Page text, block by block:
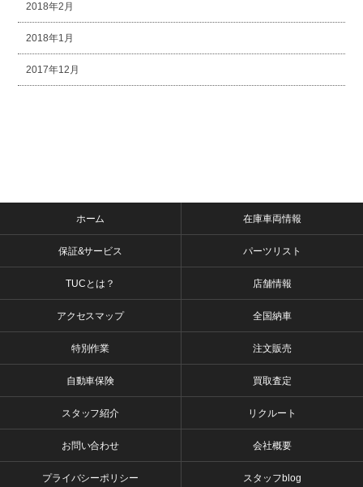
2018年2月
2018年1月
2017年12月
ホーム 在庫車両情報
保証&サービス パーツリスト
TUCとは？ 店舗情報
アクセスマップ 全国納車
特別作業 注文販売
自動車保険 買取査定
スタッフ紹介 リクルート
お問い合わせ 会社概要
プライバシーポリシー スタッフblog